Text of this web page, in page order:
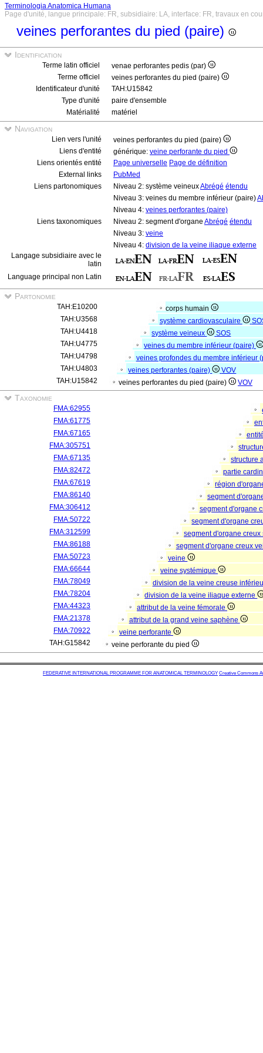
Terminologia Anatomica Humana
Page d'unité, langue principale: FR, subsidiaire: LA, interface: FR, travaux en
veines perforantes du pied (paire)
Identification
Terme latin officiel
venae perforantes pedis (par)
Terme officiel
veines perforantes du pied (paire)
Identificateur d'unité
TAH:U15842
Type d'unité
paire d'ensemble
Matérialité
matériel
Navigation
Lien vers l'unité
veines perforantes du pied (paire)
Liens d'entité
générique: veine perforante du pied
Liens orientés entité
Page universelle Page de définition
External links
PubMed
Liens partonomiques
Niveau 2: système veineuxAbrégé étendu
Niveau 3: veines du membre inférieur (paire)
Niveau 4: veines perforantes (paire)
Liens taxonomiques
Niveau 2: segment d'organe Abrégé étendu
Niveau 3: veine
Niveau 4: division de la veine iliaque externe
Langage subsidiaire avec le
latin
Language principal non Latin
Partonomie
TAH:E10200
corps humain
TAH:U3568
système cardiovasculaire
TAH:U4418
système veineux
SOS
TAH:U4775
veines du membre inférieur (paire)
TAH:U4798
veines profondes du membre inférieur
TAH:U4803
veines perforantes (paire)
VOV
TAH:U15842
veines perforantes du pied (paire) VOV
Taxonomie
FMA:62955
FMA:61775
FMA:67165
FMA:305751
FMA:67135
structure
FMA:82472
partie
FMA:67619
région
FMA:86140
segment
FMA:306412
segment d'organe
FMA:50722
segment d'organe
FMA:312599
segment d'organe
FMA:86188
segment d'organe creux
FMA:50723
veine
FMA:66644
veine systémique
FMA:78049
division de la veine creuse
FMA:78204
division de la veine iliaque externe
FMA:44323
attribut de la veine fémorale
FMA:21378
attribut de la grand veine saphène
FMA:70922
veine perforante
TAH:G15842
veine perforante du pied
FEDERATIVE INTERNATIONAL PROGRAMME FOR ANATOMICAL TERMINOLOGY Creative Commons